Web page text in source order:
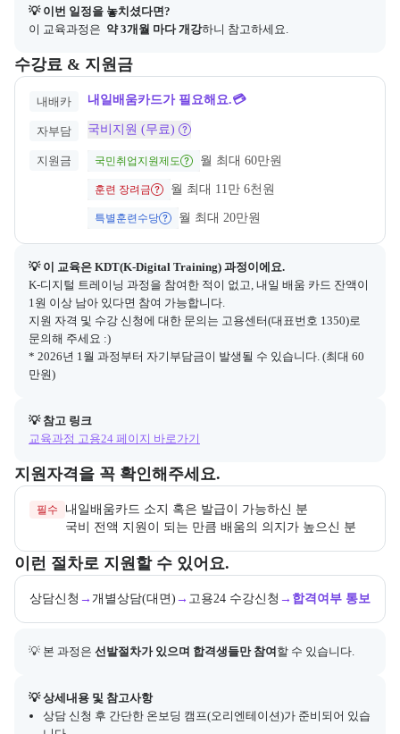
💡 이번 일정을 놓치셨다면?
이 교육과정은 약 3개월 마다 개강하니 참고하세요.
수강료 & 지원금
교육과정의 비용 및 결제 관련 정보를 안내한다. 필요 시 정부지원 과
내배카 내일배움카드가 필요해요.💳
자부담 국비지원 (무료)
지원금 국민취업지원제도 월 최대 60만원
훈련 장려금 월 최대 11만 6천원
특별훈련수당 월 최대 20만원
💡 이 교육은 KDT(K-Digital Training) 과정이에요.
K-디지털 트레이닝 과정을 참여한 적이 없고, 내일 배움 카드 잔액이
1원 이상 남아 있다면 참여 가능합니다.
지원 자격 및 수강 신청에 대한 문의는 고용센터(대표번호 1350)로
문의해 주세요 :)
* 2026년 1월 과정부터 자기부담금이 발생될 수 있습니다. (최대 60
만원)
💡 참고 링크
교육과정 고용24 페이지 바로가기
지원자격을 꼭 확인해주세요.
교육과정 지원 자격과 우대 사항을 각각 묶어서 안내한다.
필수
국비 전액 지원이 되는 만큼 배움의 의지가 높으신 분
이런 절차로 지원할 수 있어요.
교육과정 지원 절차와 참여 조건, 상세 참고사항을 안내한다.
상담신청 → 개별상담(대면) → 고용24 수강신청 → 합격여부 통보
💡 본 과정은 선발절차가 있으며 합격생들만 참여 할 수 있습니다.
💡 상세내용 및 참고사항
아래에는 지원 절차의 상세 설명 및 참고 링크가 포함된다.
상담 신청 후 간단한 온보딩 캠프(오리엔테이션)가 준비되어 있습